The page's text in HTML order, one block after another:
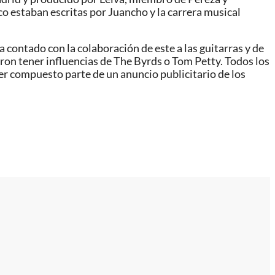
estaban escritas por Juancho y la carrera musical
con la colaboración de este a las guitarras y de
tener influencias de The Byrds o Tom Petty. Todos los
compuesto parte de un anuncio publicitario de los